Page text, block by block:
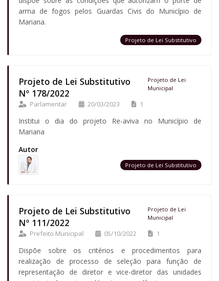
arma de fogos pelos Guardas Civis do Município de
Mariana.
Projeto de Lei Substitutivo
Projeto de Lei Substitutivo
Nº 178/2022
Projeto de Lei
Municipal
Parlamentar 20/03/2023 1
Institui o dia do projeto Re-aviva no Município de
Mariana
Autor
Projeto de Lei Substitutivo
Projeto de Lei Substitutivo
Nº 111/2022
Projeto de Lei
Municipal
Prefeito Municipal 05/10/2022 1
Dispõe sobre os critérios e procedimentos para
realização de processo de seleção para função de
representação de diretor e vice-diretor das unidades